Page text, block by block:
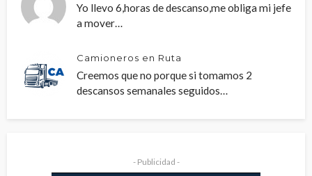
Yo llevo 6,horas de descanso,me obliga mi jefe
a mover…
Camioneros en Ruta
Creemos que no porque si tomamos 2
descansos semanales seguidos…
- Publicidad -